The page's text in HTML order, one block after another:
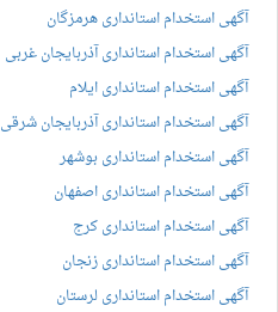
آگهی استخدام استانداری هرمزگان
آگهی استخدام استانداری آذربایجان غربی
آگهی استخدام استانداری ایلام
آگهی استخدام استانداری آذربایجان شرقی
آگهی استخدام استانداری بوشهر
آگهی استخدام استانداری اصفهان
آگهی استخدام استانداری کرج
آگهی استخدام استانداری زنجان
آگهی استخدام استانداری لرستان